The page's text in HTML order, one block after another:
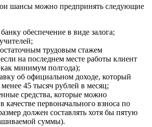
шансы можно предпринять следующие
обеспечение в виде залога;
трудовым стажем
на последнем месте работы клиент
как минимум полгода);
об официальном доходе, который
менее 45 тысяч рублей в месяц;
средства, которые можно
качестве первоначального взноса по
должен составлять хотя бы пятую
суммы).